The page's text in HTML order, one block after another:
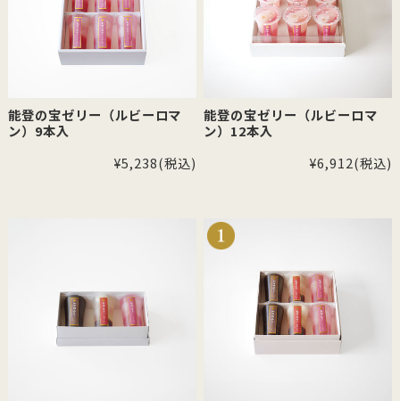
能登の宝ゼリー（ルビーロマ
ン）9本入
¥5,238(税込)
能登の宝ゼリー（ルビーロマ
ン）12本入
¥6,912(税込)